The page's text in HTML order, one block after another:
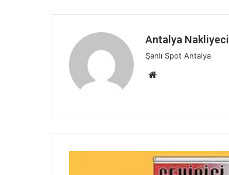
Antalya Nakliyeci
Şanlı Spot Antalya